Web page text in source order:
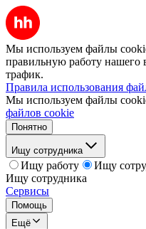
Мы используем файлы
правильную работу нашего
трафик.
Правила использования
Мы используем файлы
файлов cookie
Понятно
Ищу сотрудника
Ищу работу
Ищу
Ищу сотрудника
Сервисы
Помощь
Ещё